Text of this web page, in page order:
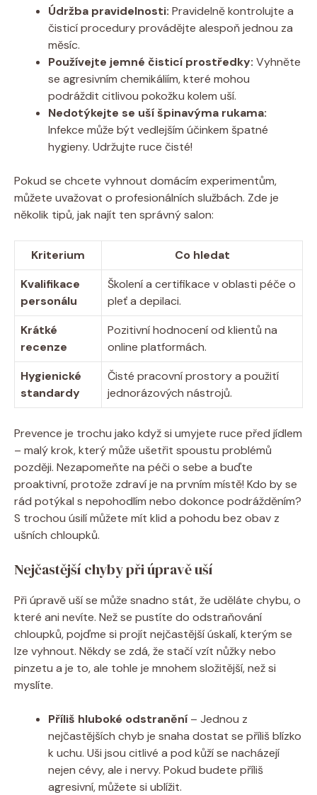
Údržba pravidelnosti: Pravidelně kontrolujte a
čisticí procedury provádějte alespoň jednou za
měsíc.
Používejte jemné čisticí prostředky: Vyhněte
se agresivním chemikáliím, které mohou
podráždit citlivou pokožku kolem uší.
Nedotýkejte se uší špinavýma rukama:
Infekce může být vedlejším účinkem špatné
hygieny. Udržujte ruce čisté!
Pokud se chcete vyhnout domácím experimentům,
můžete uvažovat o profesionálních službách. Zde je
několik tipů, jak najít ten správný salon:
Kriterium
Co hledat
Kvalifikace
personálu
Školení a certifikace v oblasti péče o
pleť a depilaci.
Krátké
recenze
Pozitivní hodnocení od klientů na
online platformách.
Hygienické
standardy
Čisté pracovní prostory a použití
jednorázových nástrojů.
Prevence je trochu jako když si umyjete ruce před jídlem
– malý krok, který může ušetřit spoustu problémů
později. Nezapomeňte na péči o sebe a buďte
proaktivní, protože zdraví je na prvním místě! Kdo by se
rád potýkal s nepohodlím nebo dokonce podrážděním?
S trochou úsilí můžete mít klid a pohodu bez obav z
ušních chloupků.
Nejčastější chyby při úpravě uší
Při úpravě uší se může snadno stát, že uděláte chybu, o
které ani nevíte. Než se pustíte do odstraňování
chloupků, pojďme si projít nejčastější úskalí, kterým se
lze vyhnout. Někdy se zdá, že stačí vzít nůžky nebo
pinzetu a je to, ale tohle je mnohem složitější, než si
myslíte.
Příliš hluboké odstranění – Jednou z
nejčastějších chyb je snaha dostat se příliš blízko
k uchu. Uši jsou citlivé a pod kůží se nacházejí
nejen cévy, ale i nervy. Pokud budete příliš
agresivní, můžete si ublížit.